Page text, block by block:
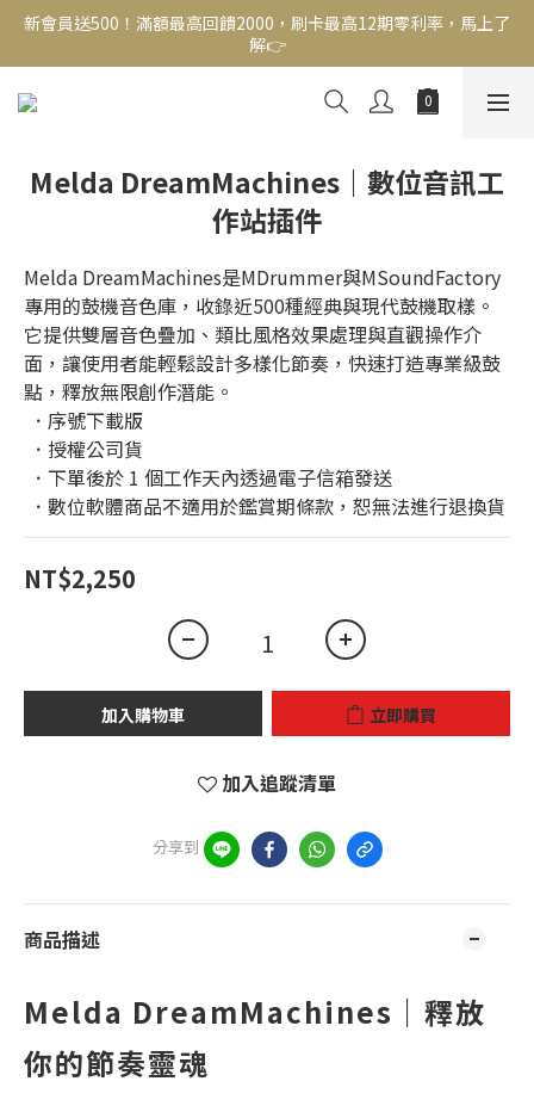
新會員送500！滿額最高回饋2000，刷卡最高12期零利率，馬上了
解👉
新會員送500！滿額最高回饋2000，刷卡最高12期零利率，馬上了
解👉
結帳頁選zingala銀角零卡分期，輕鬆打包
Melda DreamMachines｜數位音訊工
作站插件
Melda DreamMachines是MDrummer與MSoundFactory
專用的鼓機音色庫，收錄近500種經典與現代鼓機取樣。
它提供雙層音色疊加、類比風格效果處理與直觀操作介
面，讓使用者能輕鬆設計多樣化節奏，快速打造專業級鼓
點，釋放無限創作潛能。
．序號下載版
．授權公司貨
．下單後於 1 個工作天內透過電子信箱發送
．數位軟體商品不適用於鑑賞期條款，恕無法進行退換貨
NT$2,250
加入購物車 立即購買
加入追蹤清單
分享到
商品描述
Melda DreamMachines｜釋放
你的節奏靈魂